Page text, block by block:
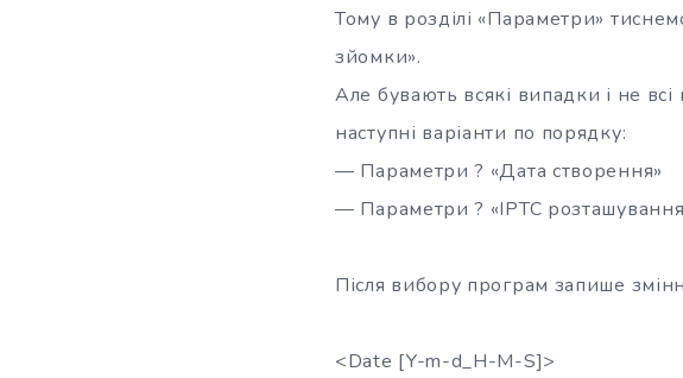
Тому в розділі «Параметри»
зйомки».
Але бувають всякі випадки і не
наступні варіанти по порядку:
— Параметри ? «Дата створення»
— Параметри ? «IPTC
Після вибору програм запише
<Date [Y-m-d_H-M-S]>